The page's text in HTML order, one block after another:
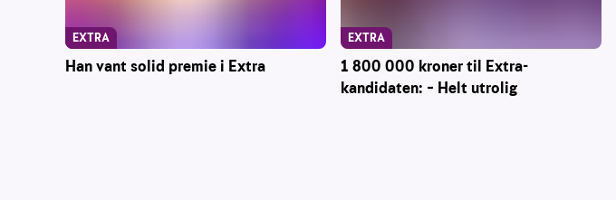
Han vant solid premie i Extra
EXTRA
1 800 000 kroner til Extra-
kandidaten: – Helt utrolig
EXTRA